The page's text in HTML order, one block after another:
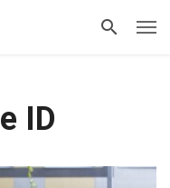
ID